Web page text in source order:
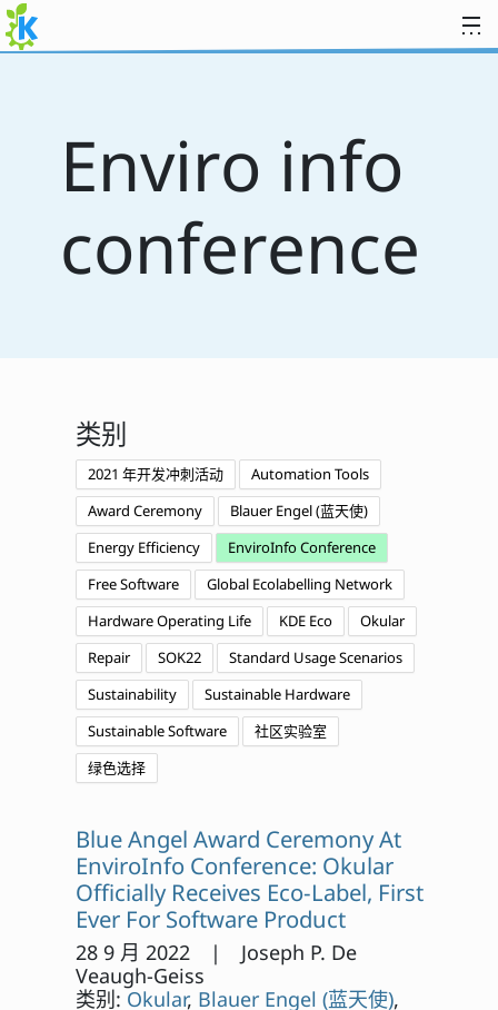
跳至内容
Enviro info
conference
类别
2021 年开发冲刺活动
Automation Tools
Award Ceremony
Blauer Engel (蓝天使)
Energy Efficiency
EnviroInfo Conference
Free Software
Global Ecolabelling Network
Hardware Operating Life
KDE Eco
Okular
Repair
SOK22
Standard Usage Scenarios
Sustainability
Sustainable Hardware
Sustainable Software
社区实验室
绿色选择
Blue Angel Award Ceremony At
EnviroInfo Conference: Okular
Officially Receives Eco-Label, First
Ever For Software Product
28 9 月 2022 | Joseph P. De
Veaugh-Geiss
类别: Okular, Blauer Engel (蓝天使),